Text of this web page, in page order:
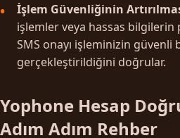
İşlem Güvenliğinin
işlemler veya hassas bilgilerin
SMS onayı işleminizin güvenli
gerçekleştirildiğini doğrular.
Yophone Hesap
Adım Adım Rehber